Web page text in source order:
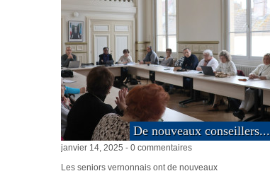
De nouveaux conseillers...
janvier 14, 2025 - 0 commentaires
Les seniors vernonnais ont de nouveaux